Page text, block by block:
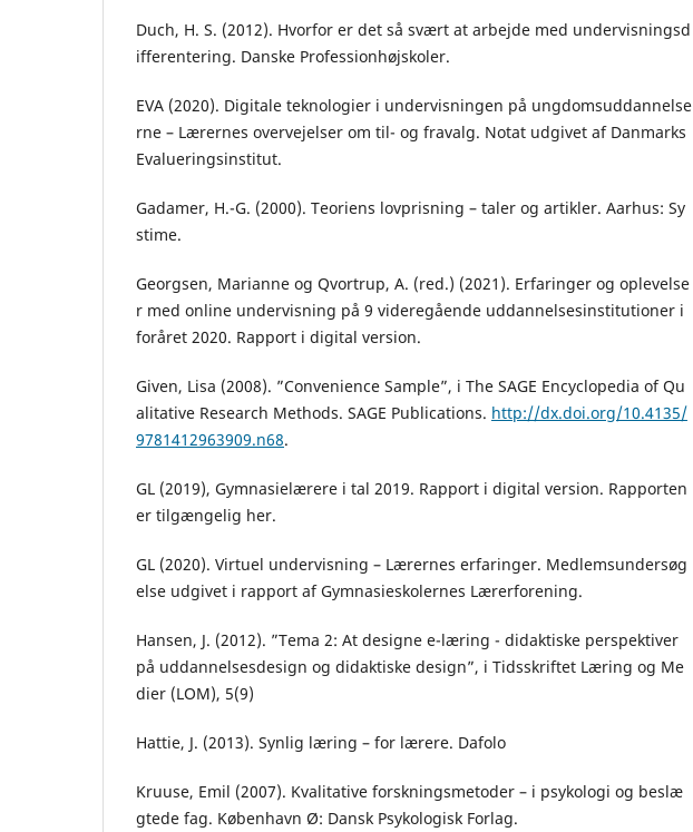
Duch, H. S. (2012). Hvorfor er det så svært at arbejde med undervisningsd
ifferentering. Danske Professionhøjskoler.
EVA (2020). Digitale teknologier i undervisningen på ungdomsuddannelse
rne – Lærernes overvejelser om til- og fravalg. Notat udgivet af Danmarks
Evalueringsinstitut.
Gadamer, H.-G. (2000). Teoriens lovprisning – taler og artikler. Aarhus: Sy
stime.
Georgsen, Marianne og Qvortrup, A. (red.) (2021). Erfaringer og oplevelse
r med online undervisning på 9 videregående uddannelsesinstitutioner i
foråret 2020. Rapport i digital version.
Given, Lisa (2008). ”Convenience Sample”, i The SAGE Encyclopedia of Qu
alitative Research Methods. SAGE Publications. http://dx.doi.org/10.4135/
9781412963909.n68.
GL (2019), Gymnasielærere i tal 2019. Rapport i digital version. Rapporten
er tilgængelig her.
GL (2020). Virtuel undervisning – Lærernes erfaringer. Medlemsundersøg
else udgivet i rapport af Gymnasieskolernes Lærerforening.
Hansen, J. (2012). ”Tema 2: At designe e-læring - didaktiske perspektiver
på uddannelsesdesign og didaktiske design”, i Tidsskriftet Læring og Me
dier (LOM), 5(9)
Hattie, J. (2013). Synlig læring – for lærere. Dafolo
Kruuse, Emil (2007). Kvalitative forskningsmetoder – i psykologi og beslæ
gtede fag. København Ø: Dansk Psykologisk Forlag.